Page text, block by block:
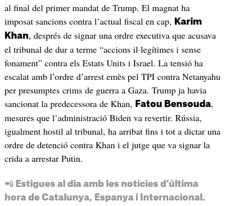
al final del primer mandat de Trump. El magnat ha
imposat sancions contra l’actual fiscal en cap, Karim
Khan, després de signar una ordre executiva que acusava
el tribunal de dur a terme “accions il·legítimes i sense
fonament” contra els Estats Units i Israel. La tensió ha
escalat amb l’ordre d’arrest emès pel TPI contra Netanyahu
per presumptes crims de guerra a Gaza. Trump ja havia
sancionat la predecessora de Khan, Fatou Bensouda,
mesures que l’administració Biden va revertir. Rússia,
igualment hostil al tribunal, ha arribat fins i tot a dictar una
ordre de detenció contra Khan i el jutge que va signar la
crida a arrestar Putin.
📲 Estigues al dia amb les notícies d’última
hora de Catalunya, Espanya i Internacional.